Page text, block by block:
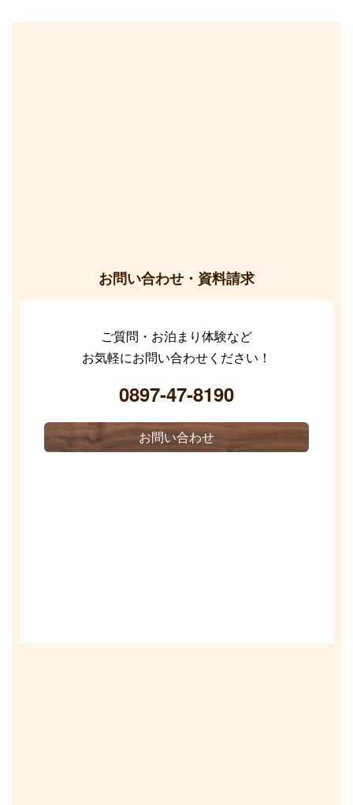
お問い合わせ・資料請求
ご質問・お泊まり体験など
お気軽にお問い合わせください！
0897-47-8190
お問い合わせ